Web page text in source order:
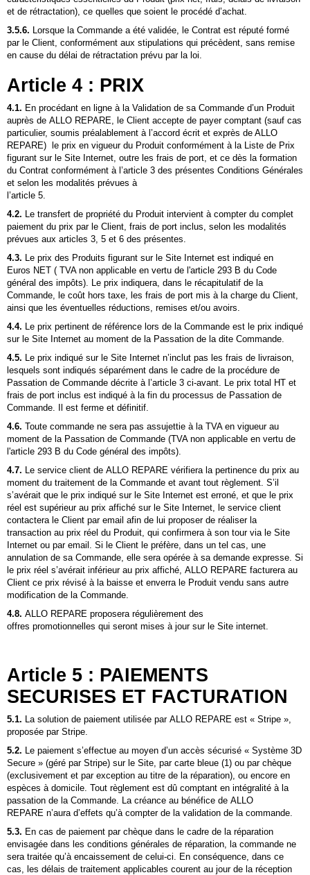
et de rétractation), ce quelles que soient le procédé d’achat.
3.5.6. Lorsque la Commande a été validée, le Contrat est réputé formé
par le Client, conformément aux stipulations qui précèdent, sans remise
en cause du délai de rétractation prévu par la loi.
Article 4 : PRIX
4.1. En procédant en ligne à la Validation de sa Commande d’un Produit
auprès de ALLO REPARE, le Client accepte de payer comptant (sauf cas
particulier, soumis préalablement à l’accord écrit et exprès de ALLO
REPARE) le prix en vigueur du Produit conformément à la Liste de Prix
figurant sur le Site Internet, outre les frais de port, et ce dès la formation
du Contrat conformément à l’article 3 des présentes Conditions Générales
et selon les modalités prévues à
l’article 5.
4.2. Le transfert de propriété du Produit intervient à compter du complet
paiement du prix par le Client, frais de port inclus, selon les modalités
prévues aux articles 3, 5 et 6 des présentes.
4.3. Le prix des Produits figurant sur le Site Internet est indiqué en
Euros NET ( TVA non applicable en vertu de l'article 293 B du Code
général des impôts). Le prix indiquera, dans le récapitulatif de la
Commande, le coût hors taxe, les frais de port mis à la charge du Client,
ainsi que les éventuelles réductions, remises et/ou avoirs.
4.4. Le prix pertinent de référence lors de la Commande est le prix indiqué
sur le Site Internet au moment de la Passation de la dite Commande.
4.5. Le prix indiqué sur le Site Internet n’inclut pas les frais de livraison,
lesquels sont indiqués séparément dans le cadre de la procédure de
Passation de Commande décrite à l’article 3 ci-avant. Le prix total HT et
frais de port inclus est indiqué à la fin du processus de Passation de
Commande. Il est ferme et définitif.
4.6. Toute commande ne sera pas assujettie à la TVA en vigueur au
moment de la Passation de Commande (TVA non applicable en vertu de
l'article 293 B du Code général des impôts).
4.7. Le service client de ALLO REPARE vérifiera la pertinence du prix au
moment du traitement de la Commande et avant tout règlement. S’il
s’avérait que le prix indiqué sur le Site Internet est erroné, et que le prix
réel est supérieur au prix affiché sur le Site Internet, le service client
contactera le Client par email afin de lui proposer de réaliser la
transaction au prix réel du Produit, qui confirmera à son tour via le Site
Internet ou par email. Si le Client le préfère, dans un tel cas, une
annulation de sa Commande, elle sera opérée à sa demande expresse. Si
le prix réel s’avérait inférieur au prix affiché, ALLO REPARE facturera au
Client ce prix révisé à la baisse et enverra le Produit vendu sans autre
modification de la Commande.
4.8. ALLO REPARE proposera régulièrement des
offres promotionnelles qui seront mises à jour sur le Site internet.
Article 5 : PAIEMENTS
SECURISES ET FACTURATION
5.1. La solution de paiement utilisée par ALLO REPARE est « Stripe »,
proposée par Stripe.
5.2. Le paiement s’effectue au moyen d’un accès sécurisé « Système 3D
Secure » (géré par Stripe) sur le Site, par carte bleue (1) ou par chèque
(exclusivement et par exception au titre de la réparation), ou encore en
espèces à domicile. Tout règlement est dû comptant en intégralité à la
passation de la Commande. La créance au bénéfice de ALLO
REPARE n’aura d’effets qu’à compter de la validation de la commande.
5.3. En cas de paiement par chèque dans le cadre de la réparation
envisagée dans les conditions générales de réparation, la commande ne
sera traitée qu’à encaissement de celui-ci. En conséquence, dans ce
cas, les délais de traitement applicables courent au jour de la réception